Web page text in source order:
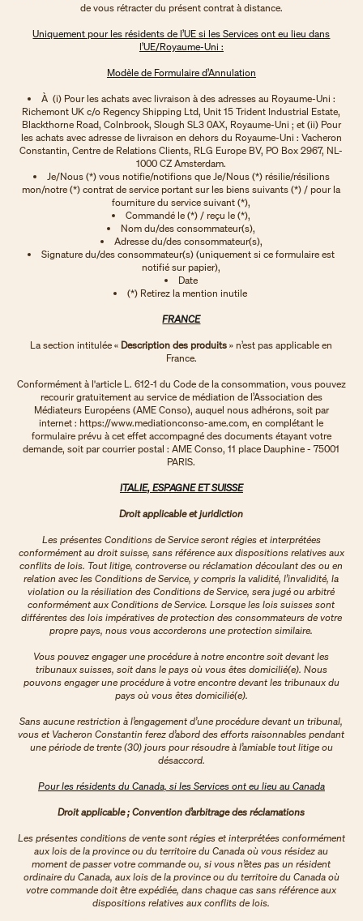
de vous rétracter du présent contrat à distance.
Uniquement pour les résidents de l’UE si les Services ont eu lieu dans
l’UE/Royaume-Uni :
Modèle de Formulaire d’Annulation
À (i) Pour les achats avec livraison à des adresses au Royaume-Uni :
Richemont UK c/o Regency Shipping Ltd, Unit 15 Trident Industrial Estate,
Blackthorne Road, Colnbrook, Slough SL3 0AX, Royaume-Uni ; et (ii) Pour
les achats avec adresse de livraison en dehors du Royaume-Uni : Vacheron
Constantin, Centre de Relations Clients, RLG Europe BV, PO Box 2967, NL-
1000 CZ Amsterdam.
Je/Nous (*) vous notifie/notifions que Je/Nous (*) résilie/résilions
mon/notre (*) contrat de service portant sur les biens suivants (*) / pour la
fourniture du service suivant (*),
Commandé le (*) / reçu le (*),
Nom du/des consommateur(s),
Adresse du/des consommateur(s),
Signature du/des consommateur(s) (uniquement si ce formulaire est
notifié sur papier),
Date
(*) Retirez la mention inutile
FRANCE
La section intitulée « Description des produits » n’est pas applicable en
France.
Conformément à l'article L. 612-1 du Code de la consommation, vous pouvez
recourir gratuitement au service de médiation de l’Association des
Médiateurs Européens (AME Conso), auquel nous adhérons, soit par
internet : https://www.mediationconso-ame.com, en complétant le
formulaire prévu à cet effet accompagné des documents étayant votre
demande, soit par courrier postal : AME Conso, 11 place Dauphine - 75001
PARIS.
ITALIE, ESPAGNE ET SUISSE
Droit applicable et juridiction
Les présentes Conditions de Service seront régies et interprétées
conformément au droit suisse, sans référence aux dispositions relatives aux
conflits de lois. Tout litige, controverse ou réclamation découlant des ou en
relation avec les Conditions de Service, y compris la validité, l’invalidité, la
violation ou la résiliation des Conditions de Service, sera jugé ou arbitré
conformément aux Conditions de Service. Lorsque les lois suisses sont
différentes des lois impératives de protection des consommateurs de votre
propre pays, nous vous accorderons une protection similaire.
Vous pouvez engager une procédure à notre encontre soit devant les
tribunaux suisses, soit dans le pays où vous êtes domicilié(e). Nous
pouvons engager une procédure à votre encontre devant les tribunaux du
pays où vous êtes domicilié(e).
Sans aucune restriction à l’engagement d’une procédure devant un tribunal,
vous et Vacheron Constantin ferez d’abord des efforts raisonnables pendant
une période de trente (30) jours pour résoudre à l’amiable tout litige ou
désaccord.
Pour les résidents du Canada, si les Services ont eu lieu au Canada
Droit applicable ; Convention d’arbitrage des réclamations
Les présentes conditions de vente sont régies et interprétées conformément
aux lois de la province ou du territoire du Canada où vous résidez au
moment de passer votre commande ou, si vous n’êtes pas un résident
ordinaire du Canada, aux lois de la province ou du territoire du Canada où
votre commande doit être expédiée, dans chaque cas sans référence aux
dispositions relatives aux conflits de lois.